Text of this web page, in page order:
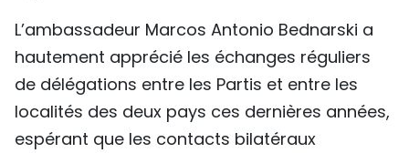
L’ambassadeur Marcos Antonio Bednarski a
hautement apprécié les échanges réguliers
de délégations entre les Partis et entre les
localités des deux pays ces dernières années,
espérant que les contacts bilatéraux